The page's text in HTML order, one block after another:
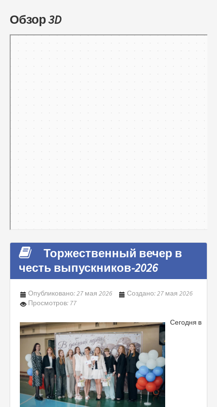
Обзор 3D
Торжественный вечер в
честь выпускников-2026
Опубликовано: 27 мая 2026
Создано: 27 мая 2026
Просмотров: 77
Сегодня в